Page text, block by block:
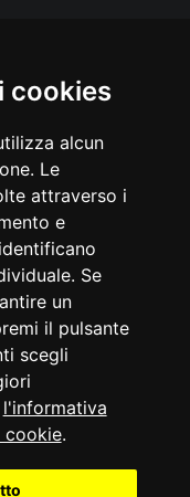
cookies
alcun
Le
attraverso i
e
Se
un
il pulsante
scegli
l'informativa
cookie.